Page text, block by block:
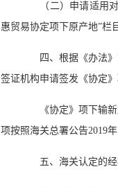
（二）申请适用对
惠贸易协定项下原产地”栏
四、根据《办法》
签证机构申请签发《协定》
《协定》项下输新
项按照海关总署公告2019年
五、海关认定的经核